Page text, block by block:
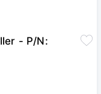
- P/N: